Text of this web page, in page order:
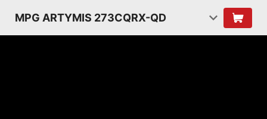
MPG ARTYMIS 273CQRX-QD